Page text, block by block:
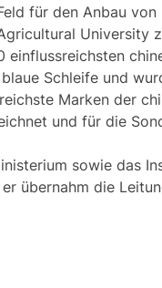
für den Anbau von
University
Schleife und
Marken der
und für die
sowie das
übernahm die